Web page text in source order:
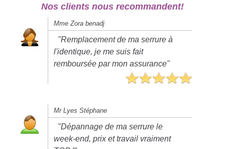
Nos clients nous recommandent!
Mme Zora benadj
"Remplacement de ma serrure à
l'identique, je me suis fait
remboursée par mon assurance"
Mr Lyes Stéphane
"Dépannage de ma serrure le
week-end, prix et travail vraiment